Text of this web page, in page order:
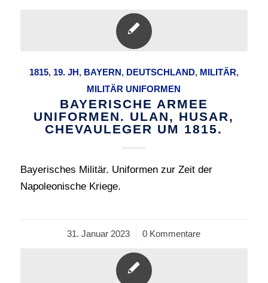
1815, 19. JH, BAYERN, DEUTSCHLAND, MILITÄR,
MILITÄR UNIFORMEN
BAYERISCHE ARMEE
UNIFORMEN. ULAN, HUSAR,
CHEVAULEGER UM 1815.
Bayerisches Militär. Uniformen zur Zeit der
Napoleonische Kriege.
31. Januar 2023
/ 0 Kommentare